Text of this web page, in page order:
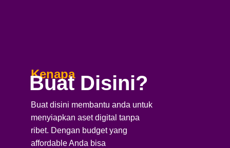
Kenapa
Buat Disini?
Buat disini membantu anda untuk
menyiapkan aset digital tanpa
ribet. Dengan budget yang
affordable Anda bisa